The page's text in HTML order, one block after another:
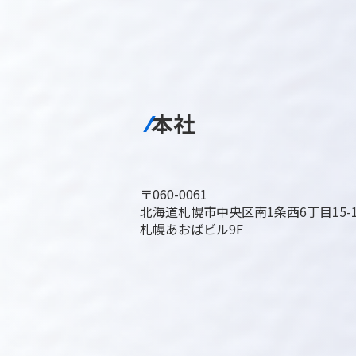
本社
〒060-0061
北海道札幌市中央区南1条西6丁目15-
札幌あおばビル9F